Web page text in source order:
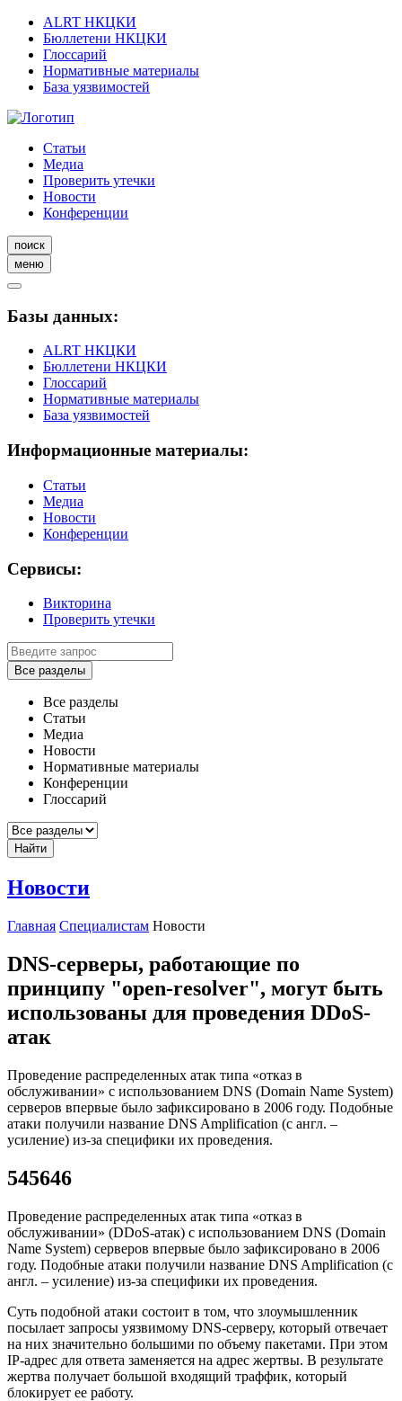
ALRT НКЦКИ
Бюллетени НКЦКИ
Глоссарий
Нормативные материалы
База уязвимостей
Статьи
Медиа
Проверить утечки
Новости
Конференции
поиск
меню
Базы данных:
ALRT НКЦКИ
Бюллетени НКЦКИ
Глоссарий
Нормативные материалы
База уязвимостей
Информационные материалы:
Статьи
Медиа
Новости
Конференции
Сервисы:
Викторина
Проверить утечки
Все разделы
Все разделы
Статьи
Медиа
Новости
Нормативные материалы
Конференции
Глоссарий
Найти
Новости
Главная Специалистам Новости
DNS-серверы, работающие по
принципу "open-resolver", могут быть
использованы для проведения DDoS-
атак
Проведение распределенных атак типа «отказ в
обслуживании» с использованием DNS (Domain Name System)
серверов впервые было зафиксировано в 2006 году. Подобные
атаки получили название DNS Amplification (с англ. –
усиление) из-за специфики их проведения.
545646
Проведение распределенных атак типа «отказ в
обслуживании» (DDoS-атак) с использованием DNS (Domain
Name System) серверов впервые было зафиксировано в 2006
году. Подобные атаки получили название DNS Amplification (с
англ. – усиление) из-за специфики их проведения.
Суть подобной атаки состоит в том, что злоумышленник
посылает запросы уязвимому DNS-серверу, который отвечает
на них значительно большими по объему пакетами. При этом
IP-адрес для ответа заменяется на адрес жертвы. В результате
жертва получает большой входящий траффик, который
блокирует ее работу.